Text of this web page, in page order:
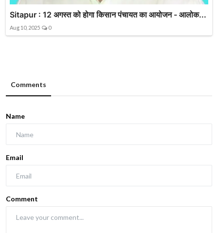
Sitapur : 12 अगस्त को होगा किसान पंचायत का आयोजन - आलोक...
Aug 10, 2025 0
Comments
Name
Email
Comment